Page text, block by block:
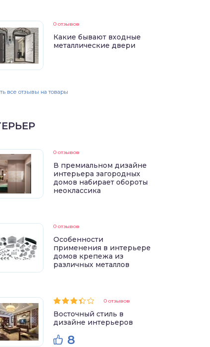
0 отзывов
Какие бывают входные
металлические двери
все отзывы на товары
0 отзывов
В премиальном дизайне
интерьера загородных
домов набирает обороты
неоклассика
0 отзывов
Особенности
применения в интерьере
домов крепежа из
различных металлов
0 отзывов
Восточный стиль в
дизайне интерьеров
8